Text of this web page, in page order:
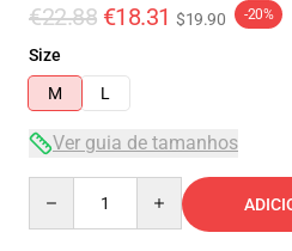
€22.88 €18.31 $19.90 -20%
Size
M
L
Ver guia de tamanhos